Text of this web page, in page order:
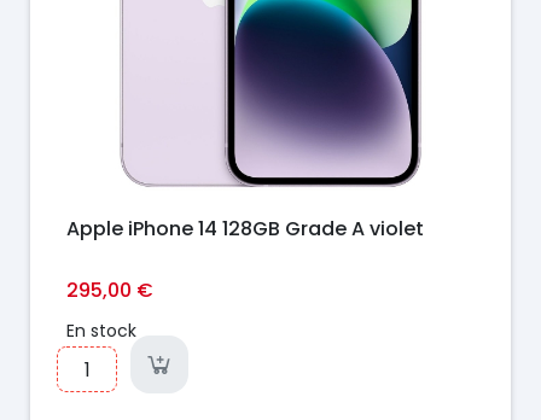
Apple iPhone 14 128GB Grade A violet
295,00 €
En stock